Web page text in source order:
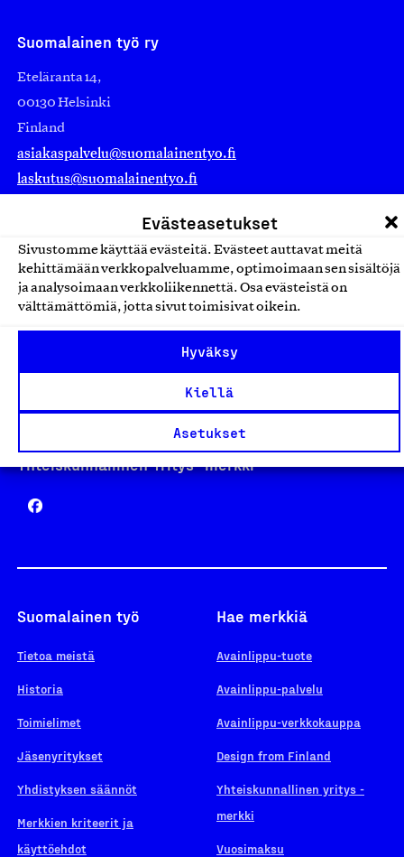
Evästeasetukset
Sivustomme käyttää evästeitä. Evästeet auttavat meitä
kehittämään verkkopalveluamme, optimoimaan sen sisältöjä
ja analysoimaan verkkoliikennettä. Osa evästeistä on
välttämättömiä, jotta sivut toimisivat oikein.
Hyväksy
Kiellä
Asetukset
Suomalainen työ ry
Eteläranta 14,
00130 Helsinki
Finland
asiakaspalvelu@suomalainentyo.fi
laskutus@suomalainentyo.fi
Avainlippu
Design From Finland
Yhteiskunnallinen Yritys -merkki
Suomalainen työ
Tietoa meistä
Historia
Toimielimet
Jäsenyritykset
Yhdistyksen säännöt
Merkkien kriteerit ja
käyttöehdot
Hae merkkiä
Avainlippu-tuote
Avainlippu-palvelu
Avainlippu-verkkokauppa
Design from Finland
Yhteiskunnallinen yritys -
merkki
Vuosimaksu